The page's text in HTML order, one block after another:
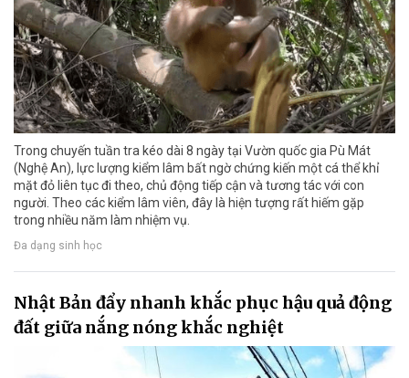
Trong chuyến tuần tra kéo dài 8 ngày tại Vườn quốc gia Pù Mát
(Nghệ An), lực lượng kiểm lâm bất ngờ chứng kiến một cá thể khỉ
mặt đỏ liên tục đi theo, chủ động tiếp cận và tương tác với con
người. Theo các kiểm lâm viên, đây là hiện tượng rất hiếm gặp
trong nhiều năm làm nhiệm vụ.
Đa dạng sinh học
Nhật Bản đẩy nhanh khắc phục hậu quả động
đất giữa nắng nóng khắc nghiệt